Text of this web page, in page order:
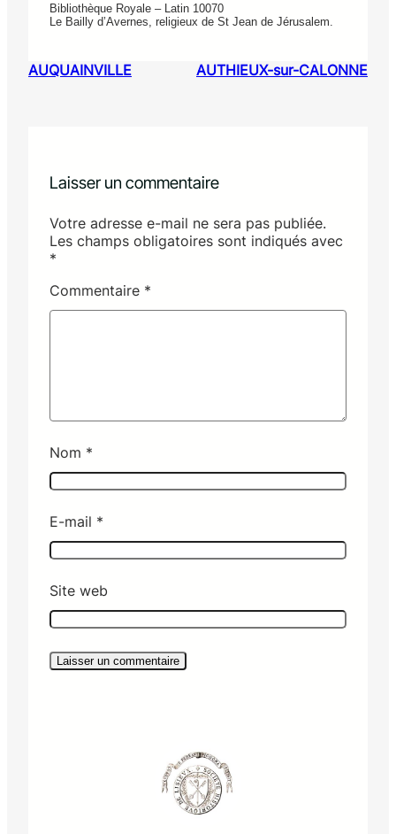
Bibliothèque Royale – Latin 10070
Le Bailly d’Avernes, religieux de St Jean de Jérusalem.
AUQUAINVILLE AUTHIEUX-sur-CALONNE
Laisser un commentaire
Votre adresse e-mail ne sera pas publiée.
Les champs obligatoires sont indiqués avec
*
Commentaire *
Nom *
E-mail *
Site web